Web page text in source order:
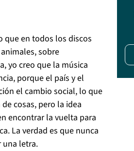
que en todos los discos
sobre
yo creo que la música
porque el país y el
el cambio social, lo que
cosas, pero la idea
encontrar la vuelta para
La verdad es que nunca
una letra.